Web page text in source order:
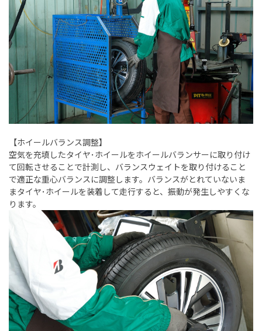
【ホイールバランス調整】
空気を充填したタイヤ･ホイールをホイールバランサーに取り付け
て回転させることで計測し、バランスウェイトを取り付けること
で適正な重心バランスに調整します。バランスがとれていないま
まタイヤ･ホイールを装着して走行すると、振動が発生しやすくな
ります。